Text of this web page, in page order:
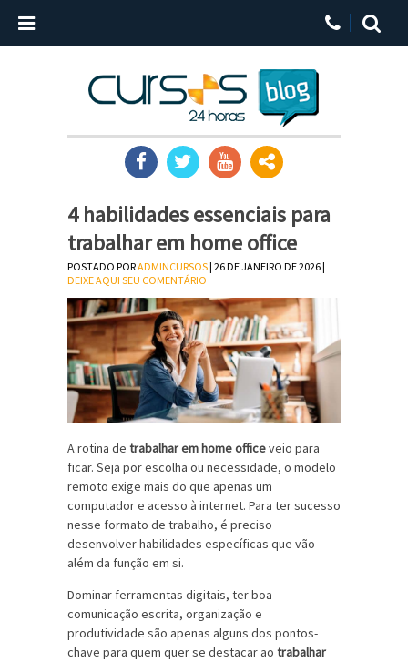
4 habilidades essenciais para
trabalhar em home office
POSTADO PORADMINCURSOS| 26 DE JANEIRO DE 2026 |
DEIXE AQUI SEU COMENTÁRIO
A rotina de trabalhar em home officeveio para
ficar. Seja por escolha ou necessidade, o modelo
remoto exige mais do que apenas um
computador e acesso à internet. Para ter sucesso
nesse formato de trabalho, é preciso
desenvolver habilidades específicas que vão
além da função em si.
Dominar ferramentas digitais, ter boa
comunicação escrita, organização e
produtividade são apenas alguns dos pontos-
chave para quem quer se destacar ao trabalhar